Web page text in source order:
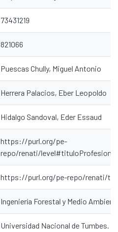
73431219
821066
Puescas Chully, Miguel Antonio
Herrera Palacios, Eber Leopoldo
Hidalgo Sandoval, Eder Essaud
https://purl.org/pe-
repo/renati/level#tituloProfesional
https://purl.org/pe-repo/renati/
Ingeniería Forestal y Medio
Universidad Nacional de Tumbes.